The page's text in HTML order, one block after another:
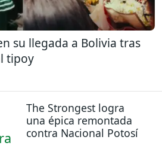
su llegada a Bolivia tras
tipoy
The Strongest logra
una épica remontada
contra Nacional Potosí